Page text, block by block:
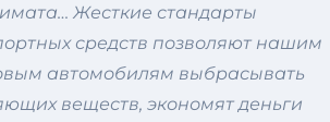
Жесткие стандарты
средств позволяют нашим
автомобилям выбрасывать
веществ, экономят деньги